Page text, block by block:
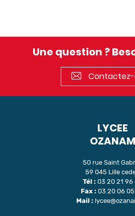
Une question ?
LYCEE
OZANAM
50 rue Saint
59 045 Lille
Tél : 03 20 21 96
Fax : 03 20 06
Mail :